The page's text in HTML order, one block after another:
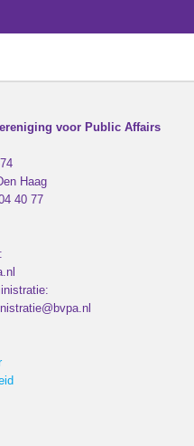
voor Public Affairs
Haag
40 77